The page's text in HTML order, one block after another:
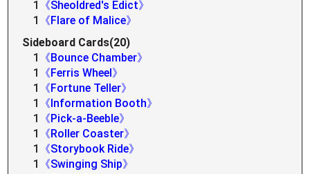
1
《Sheoldred's Edict》
1
《Flare of Malice》
Sideboard Cards(20)
1
《Bounce Chamber》
1
《Ferris Wheel》
1
《Fortune Teller》
1
《Information Booth》
1
《Pick-a-Beeble》
1
《Roller Coaster》
1
《Storybook Ride》
1
《Swinging Ship》